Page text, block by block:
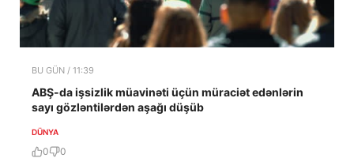
BU GÜN / 11:39
ABŞ-da işsizlik müavinəti üçün müraciət edənlərin
sayı gözləntilərdən aşağı düşüb
DÜNYA
0 0